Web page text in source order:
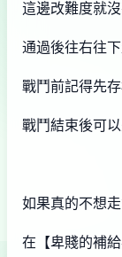
這邊改難度就
通過後往右往
戰鬥前記得先
戰鬥結束後可
如果真的不想
在【卑賤的補